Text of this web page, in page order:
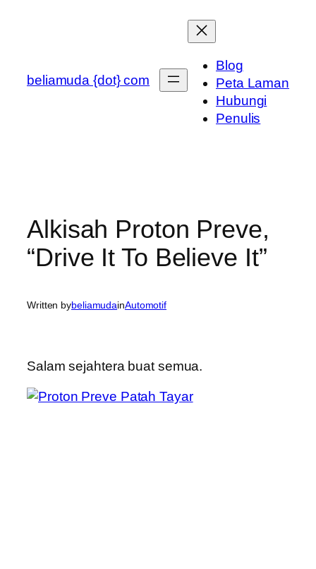
beliamuda {dot} com
Blog
Peta Laman
Hubungi
Penulis
Alkisah Proton Preve,
“Drive It To Believe It”
Written bybeliamudainAutomotif
Salam sejahtera buat semua.